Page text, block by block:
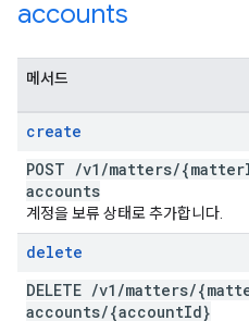
accounts
메서드
create
POST /v1 /matters/{matter
accounts
계정을 보류 상태로 추가합니다.
delete
DELETE /v1 /matters/
accounts/{accountId}